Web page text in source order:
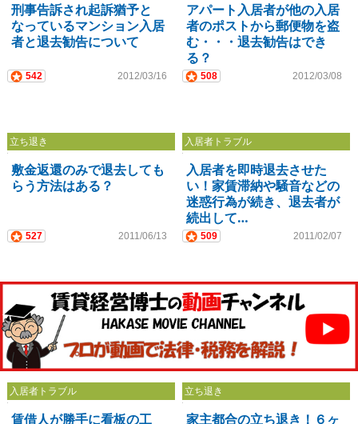
刑事告訴され起訴猶予と
なっているマンション入居
者と退去勧告について
542 2012/03/16
アパート入居者が他の入居
者のポストから郵便物を盗
む・・・退去勧告はでき
る？
508 2012/03/08
立ち退き
敷金返還のみで退去しても
らう方法はある？
527 2011/06/13
入居者トラブル
入居者を即時退去させた
い！家賃滞納や騒音などの
迷惑行為が続き、退去者が
続出して…
509 2011/02/07
入居者トラブル
賃借人が勝手に看板の工
立ち退き
家主都合の立ち退き！６ヶ